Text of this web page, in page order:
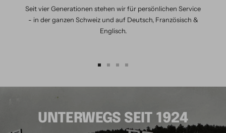
Seit vier Generationen stehen wir für persönlichen Service
- in der ganzen Schweiz und auf Deutsch, Französisch &
Englisch.
UNTERWEGS SEIT 1924